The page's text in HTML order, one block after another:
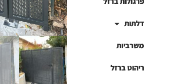
דלתות
משרביות
ריהוט ברזל